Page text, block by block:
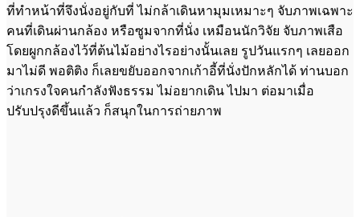
ที่ทำหน้าที่จึงนั่งอยู่กับที่ ไม่กล้าเดินหามุมเหมาะๆ จับภาพเฉพาะ
คนที่เดินผ่านกล้อง หรือซูมจากที่นั่ง เหมือนนักวิจัย จับภาพเสือ
โดยผูกกล้องไว้ที่ต้นไม้อย่างไรอย่างนั้นเลย รูปวันแรกๆ เลยออก
มาไม่ดี พอติติง ก็เลยขยับออกจากเก้าอี้ที่นั่งปักหลักได้ ท่านบอก
ว่าเกรงใจคนกำลังฟังธรรม ไม่อยากเดิน ไปมา ต่อมาเมื่อ
ปรับปรุงดีขึ้นแล้ว ก็สนุกในการถ่ายภาพ